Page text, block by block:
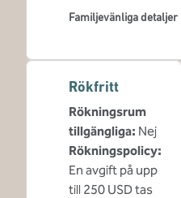
Familjevänliga detaljer
Rökfritt
Rökningsrum
tillgängliga: Nej
Rökningspolicy:
En avgift på upp
till 250 USD tas